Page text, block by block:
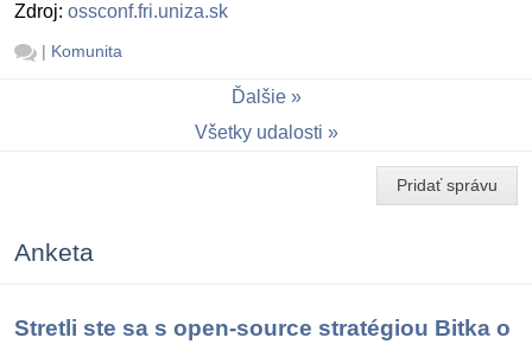
Zdroj: ossconf.fri.uniza.sk
| Komunita
Ďalšie
Všetky udalosti
Pridať správu
Anketa
Stretli ste sa s open-source stratégiou Bitka o